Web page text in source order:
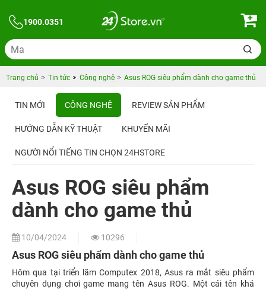
1900.0351
Trang chủ Tin tức Công nghệ Asus ROG siêu phẩm dành cho game thủ
TIN MỚI CÔNG NGHỆ REVIEW SẢN PHẨM
HƯỚNG DẪN KỸ THUẬT KHUYẾN MÃI
NGƯỜI NỔI TIẾNG TIN CHỌN 24HSTORE
Asus ROG siêu phẩm
dành cho game thủ
10/04/2024 10296
Asus ROG siêu phẩm dành cho game thủ
Hôm qua tại triển lãm Computex 2018, Asus ra mắt siêu phẩm
chuyên dụng chơi game mang tên Asus ROG. Một cái tên khá